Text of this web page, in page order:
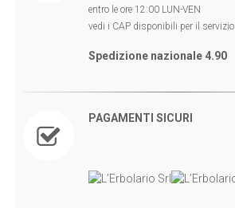
entro le ore 12:00 LUN-VEN
vedi i CAP disponibili per il servizio
Spedizione nazionale 4.90
PAGAMENTI SICURI